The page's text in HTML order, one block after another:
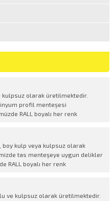
kulpsuz olarak üretilmektedir.
profil menteşesi
RALL boyalı her renk
açılmaktadır.
boy kulp veya kulpsuz olarak
tas menteşeye uygun delikler
RALL boyalı her renk
ve kulpsuz olarak üretilmektedir.